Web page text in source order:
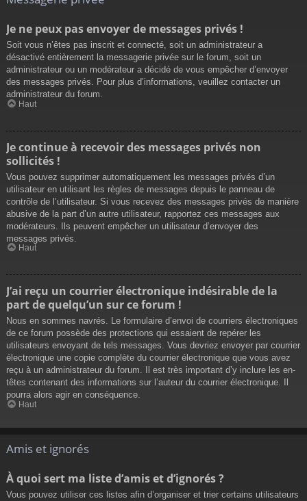
Je ne peux pas envoyer de messages privés !
Soit vous n’êtes pas inscrit et connecté, soit un administrateur a
désactivé entièrement la messagerie privée sur le forum, soit un
administrateur ou un modérateur a décidé de vous empêcher d’envoyer
des messages privés. Pour plus d’informations, veuillez contacter un
administrateur du forum.
Haut
Je continue à recevoir des messages privés non
sollicités !
Vous pouvez supprimer automatiquement les messages privés d’un
utilisateur en utilisant les règles de messages depuis le panneau de
contrôle de l’utilisateur. Si vous recevez des messages privés de manière
abusive de la part d’un autre utilisateur, rapportez ces messages aux
modérateurs. Ils peuvent empêcher un utilisateur d’envoyer des
messages privés.
Haut
J’ai reçu un courrier électronique indésirable de la
part de quelqu’un sur ce forum !
Nous en sommes navrés. Le formulaire d’envoi de courriers électroniques
de ce forum possède des protections qui essaient de repérer les
utilisateurs envoyant de tels messages. Vous devriez envoyer par courrier
électronique une copie complète du courrier électronique que vous avez
reçu à un administrateur du forum. Il est très important d’y inclure les en-
têtes contenant des informations sur l’auteur du courrier électronique. Il
pourra alors agir en conséquence.
Haut
Amis et ignorés
À quoi sert ma liste d’amis et d’ignorés ?
Vous pouvez utiliser ces listes afin d’organiser et trier certains utilisateurs